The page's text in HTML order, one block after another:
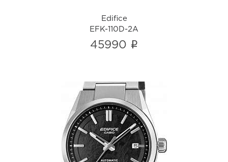
Edifice
EFK-110D-2A
45990 i
Edifice
EFK-110D-1A